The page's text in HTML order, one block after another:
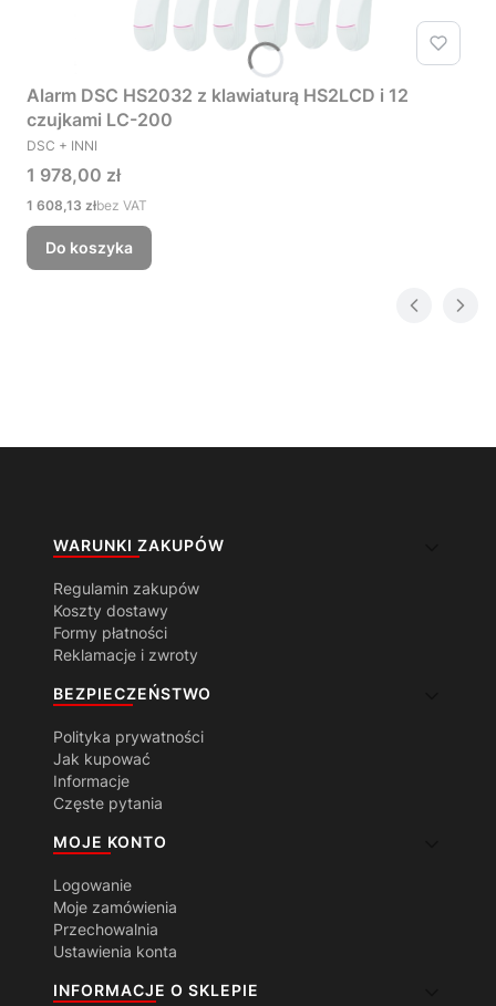
Alarm DSC HS2032 z klawiaturą HS2LCD i 12
czujkami LC-200
PRODUCENT
DSC + INNI
Cena
1 978,00 zł
Cena
1 608,13 złbez VAT
Do koszyka
Linki w stopce
WARUNKI ZAKUPÓW
Regulamin zakupów
Koszty dostawy
Formy płatności
Reklamacje i zwroty
BEZPIECZEŃSTWO
Polityka prywatności
Jak kupować
Informacje
Częste pytania
MOJE KONTO
Logowanie
Moje zamówienia
Przechowalnia
Ustawienia konta
INFORMACJE O SKLEPIE